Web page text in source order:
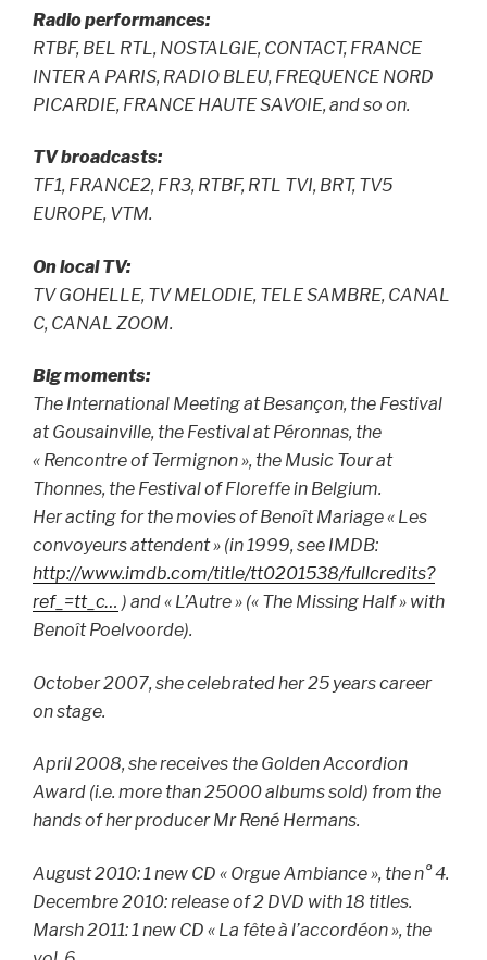
Radio performances:
RTBF, BEL RTL, NOSTALGIE, CONTACT, FRANCE
INTER A PARIS, RADIO BLEU, FREQUENCE NORD
PICARDIE, FRANCE HAUTE SAVOIE, and so on.
TV broadcasts:
TF1, FRANCE2, FR3, RTBF, RTL TVI, BRT, TV5
EUROPE, VTM.
On local TV:
TV GOHELLE, TV MELODIE, TELE SAMBRE, CANAL
C, CANAL ZOOM.
Big moments:
The International Meeting at Besançon, the Festival
at Gousainville, the Festival at Péronnas, the
« Rencontre of Termignon », the Music Tour at
Thonnes, the Festival of Floreffe in Belgium.
Her acting for the movies of Benoît Mariage « Les
convoyeurs attendent » (in 1999, see IMDB:
http://www.imdb.com/title/tt0201538/fullcredits?
ref_=tt_c… ) and « L’Autre » (« The Missing Half » with
Benoît Poelvoorde).
October 2007, she celebrated her 25 years career
on stage.
April 2008, she receives the Golden Accordion
Award (i.e. more than 25000 albums sold) from the
hands of her producer Mr René Hermans.
August 2010: 1 new CD « Orgue Ambiance », the n° 4.
Decembre 2010: release of 2 DVD with 18 titles.
Marsh 2011: 1 new CD « La fête à l’accordéon », the